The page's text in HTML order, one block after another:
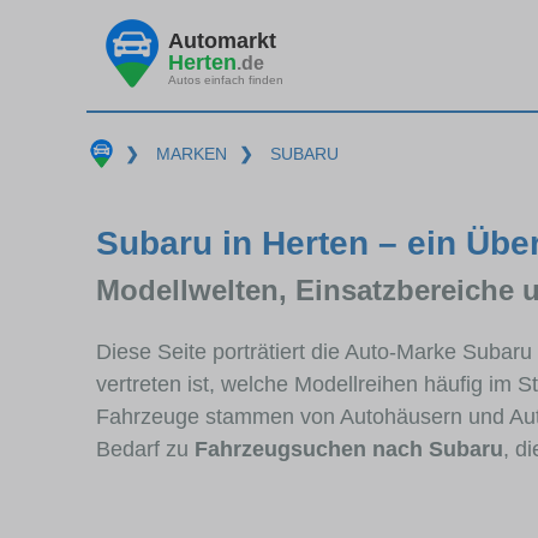
Automarkt
Herten.de
Autos einfach finden
❯ MARKEN ❯ SUBARU
Subaru in Herten – ein
Modellwelten, Einsatzbereiche
Diese Seite porträtiert die Auto-Marke
vertreten ist, welche Modellreihen häufig im
Fahrzeuge stammen von Autohäusern und
Bedarf zu Fahrzeugsuchen nach Subaru,